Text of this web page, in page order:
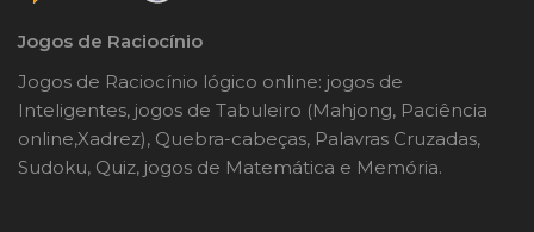
Jogos de Raciocínio
Jogos de Raciocínio lógico online: jogos de
Inteligentes, jogos de Tabuleiro (Mahjong, Paciência
online,Xadrez), Quebra-cabeças, Palavras Cruzadas,
Sudoku, Quiz, jogos de Matemática e Memória.